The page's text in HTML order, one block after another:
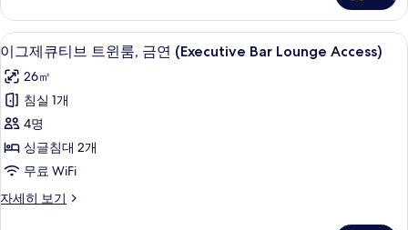
Lounge
Access,
Sofa
Bed)
사
진
모
두
기
윈
룸,
금
연
(Executive
Bar
Access,
Sofa
Bed)
자
세
이
그
제
큐
티
브
트
윈
10
이그제큐티브 트윈룸, 금연 (Executive Bar Lounge Access)
26㎡
침실 1개
4명
싱글침대 2개
무료 WiFi
자세히 보기
이